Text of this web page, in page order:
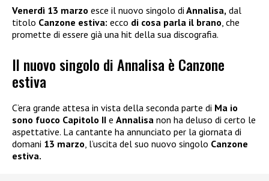
Venerdì 13 marzo esce il nuovo singolo di Annalisa, dal
titolo Canzone estiva: ecco di cosa parla il brano , che
promette di essere già una hit della sua discografia.
Il nuovo singolo di Annalisa è Canzone
estiva
C’era grande attesa in vista della seconda parte di Ma io
sono fuoco Capitolo II e Annalisa non ha deluso di certo le
aspettative. La cantante ha annunciato per la giornata di
domani 13 marzo, l’uscita del suo nuovo singolo Canzone
estiva.